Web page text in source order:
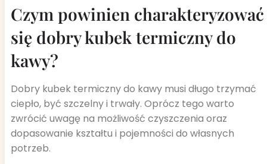
Czym powinien charakteryzować
się dobry kubek termiczny do
kawy?
Dobry kubek termiczny do kawy musi długo trzymać
ciepło, być szczelny i trwały. Oprócz tego warto
zwrócić uwagę na możliwość czyszczenia oraz
dopasowanie kształtu i pojemności do własnych
potrzeb.